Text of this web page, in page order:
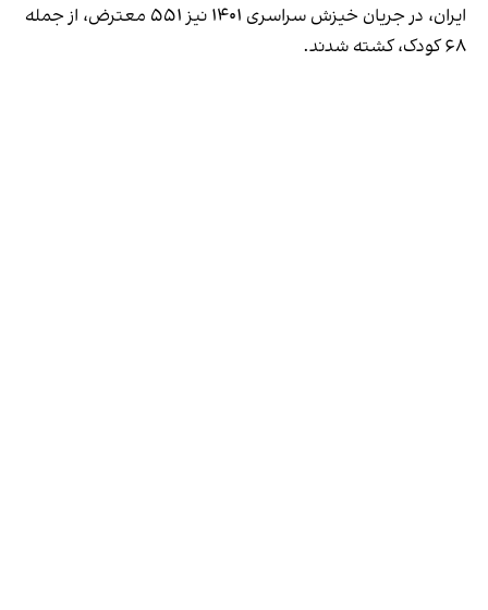
ایران
، در جریان خیزش سراسری ۱۴۰۱ نیز ۵۵۱ معترض، از جمله
۶۸ کودک، کشته شدند.